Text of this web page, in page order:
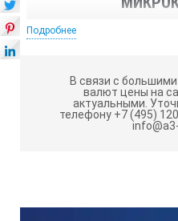
Диапазон измерений
от минус 40 до плюс 85 ºС
Диапазон измерений
Подробнее
В связи с
валют цены на
актуальными.
телефону +7 (495)